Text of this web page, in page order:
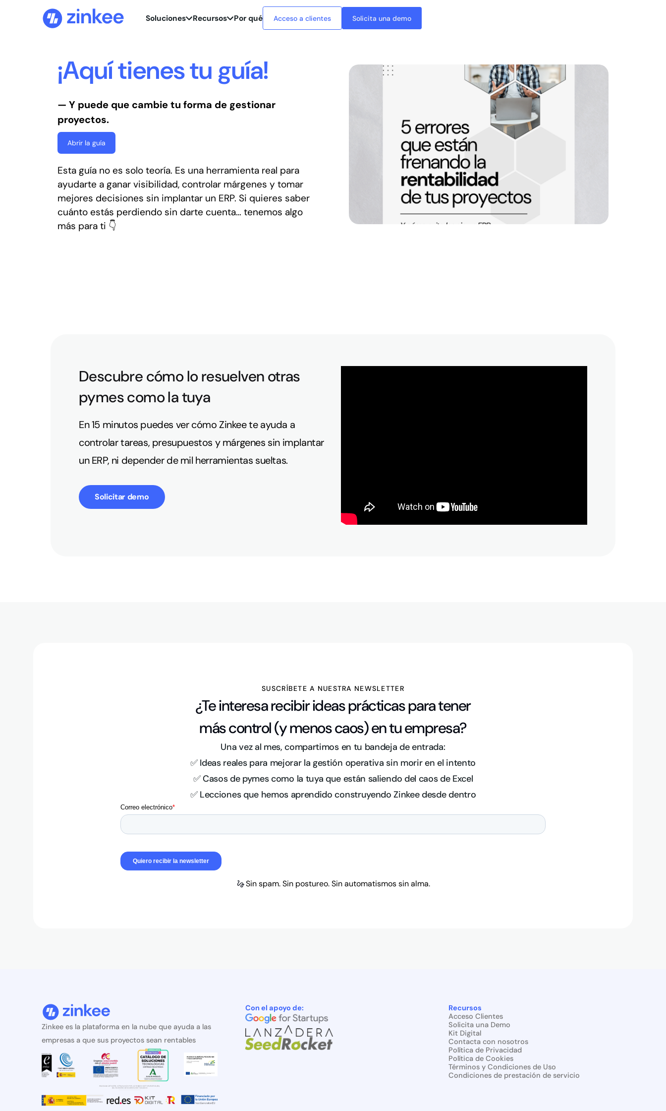
Soluciones Recursos Por qué Acceso a clientes Solicita una demo
¡Aquí tienes tu guía!
— Y puede que cambie tu forma de gestionar
proyectos.
Abrir la guía
Esta guía no es solo teoría. Es una herramienta real para
ayudarte a ganar visibilidad, controlar márgenes y tomar
mejores decisiones sin implantar un ERP. Si quieres saber
cuánto estás perdiendo sin darte cuenta… tenemos algo
más para ti 👇
Descubre cómo lo resuelven otras
pymes como la tuya
En 15 minutos puedes ver cómo Zinkee te ayuda a
controlar tareas, presupuestos y márgenes sin implantar
un ERP, ni depender de mil herramientas sueltas.
Solicitar demo
SUSCRÍBETE A NUESTRA NEWSLETTER
¿Te interesa recibir ideas prácticas para tener
más control (y menos caos) en tu empresa?
Una vez al mes, compartimos en tu bandeja de entrada:
✅ Ideas reales para mejorar la gestión operativa sin morir en el intento
✅ Casos de pymes como la tuya que están saliendo del caos de Excel
✅ Lecciones que hemos aprendido construyendo Zinkee desde dentro
Sin spam. Sin postureo. Sin automatismos sin alma.
Zinkee es la plataforma en la nube que ayuda a las
empresas a que sus proyectos sean rentables
Con el apoyo de:
Recursos
Acceso Clientes
Solicita una Demo
Kit Digital
Contacta con nosotros
Política de Privacidad
Política de Cookies
Términos y Condiciones de Uso
Condiciones de prestación de servicio